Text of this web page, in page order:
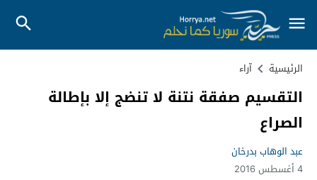
الرئيسية آراء
التقسيم صفقة نتنة لا تنضج إلا بإطالة
الصراع
عبد الوهاب بدرخان
4 أغسطس 2016